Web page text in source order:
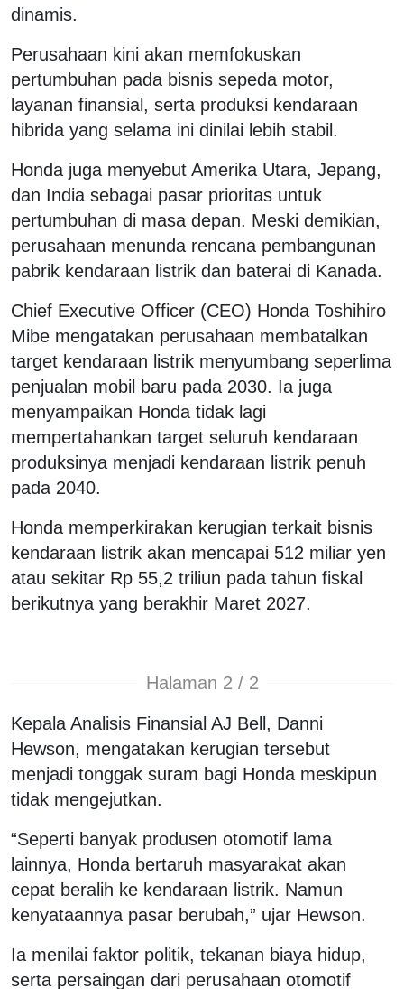
dinamis.
Perusahaan kini akan memfokuskan
pertumbuhan pada bisnis sepeda motor,
layanan finansial, serta produksi kendaraan
hibrida yang selama ini dinilai lebih stabil.
Honda juga menyebut Amerika Utara, Jepang,
dan India sebagai pasar prioritas untuk
pertumbuhan di masa depan. Meski demikian,
perusahaan menunda rencana pembangunan
pabrik kendaraan listrik dan baterai di Kanada.
Chief Executive Officer (CEO) Honda Toshihiro
Mibe mengatakan perusahaan membatalkan
target kendaraan listrik menyumbang seperlima
penjualan mobil baru pada 2030. Ia juga
menyampaikan Honda tidak lagi
mempertahankan target seluruh kendaraan
produksinya menjadi kendaraan listrik penuh
pada 2040.
Honda memperkirakan kerugian terkait bisnis
kendaraan listrik akan mencapai 512 miliar yen
atau sekitar Rp 55,2 triliun pada tahun fiskal
berikutnya yang berakhir Maret 2027.
Halaman 2 / 2
Kepala Analisis Finansial AJ Bell, Danni
Hewson, mengatakan kerugian tersebut
menjadi tonggak suram bagi Honda meskipun
tidak mengejutkan.
“Seperti banyak produsen otomotif lama
lainnya, Honda bertaruh masyarakat akan
cepat beralih ke kendaraan listrik. Namun
kenyataannya pasar berubah,” ujar Hewson.
Ia menilai faktor politik, tekanan biaya hidup,
serta persaingan dari perusahaan otomotif